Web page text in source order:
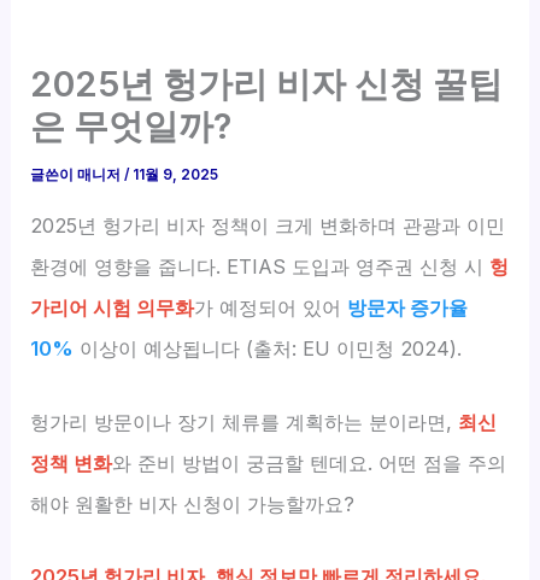
2025년 헝가리 비자 신청 꿀팁
은 무엇일까?
글쓴이매니저/ 11월 9, 2025
2025년 헝가리 비자 정책이 크게 변화하며 관광과 이민
환경에 영향을 줍니다. ETIAS 도입과 영주권 신청 시 헝
가리어 시험 의무화가 예정되어 있어 방문자 증가율
10% 이상이 예상됩니다 (출처: EU 이민청 2024).
헝가리 방문이나 장기 체류를 계획하는 분이라면, 최신
정책 변화와 준비 방법이 궁금할 텐데요. 어떤 점을 주의
해야 원활한 비자 신청이 가능할까요?